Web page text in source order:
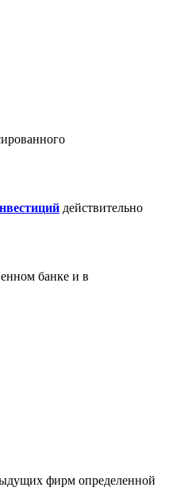
действительно
банке и в
фирм определенной